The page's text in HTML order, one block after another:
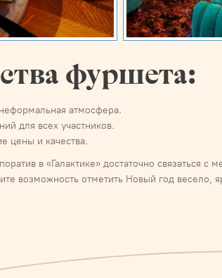
фуршета:
атмосфера.
для всех участников.
цены и качества.
в «Галактике» достаточно
возможность отметить Новый год весело,